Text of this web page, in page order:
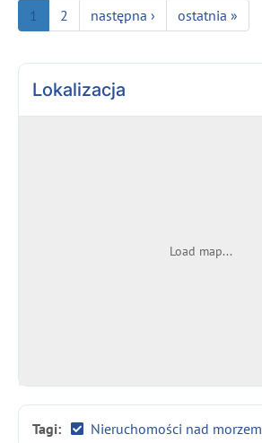
1 2 następna › ostatnia »
Lokalizacja
Load map...
Tagi: Nieruchomości nad morzem